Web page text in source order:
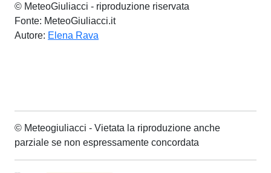
© MeteoGiuliacci - riproduzione riservata
Fonte: MeteoGiuliacci.it
Autore: Elena Rava
© Meteogiuliacci - Vietata la riproduzione anche
parziale se non espressamente concordata